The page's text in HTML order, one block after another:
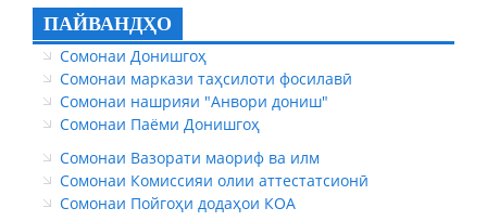
ПАЙВАНДҲО
Сомонаи Донишгоҳ
Сомонаи маркази таҳсилоти фосилавӣ
Сомонаи нашрияи "Анвори дониш"
Сомонаи Паёми Донишгоҳ
Сомонаи Вазорати маориф ва илм
Сомонаи Комиссияи олии аттестатсионӣ
Сомонаи Пойгоҳи додаҳои КОА